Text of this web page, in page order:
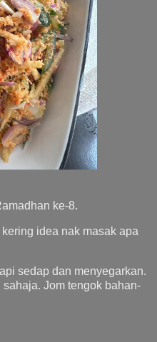
ke-8.
idea nak masak apa
sedap dan menyegarkan.
Jom tengok bahan-